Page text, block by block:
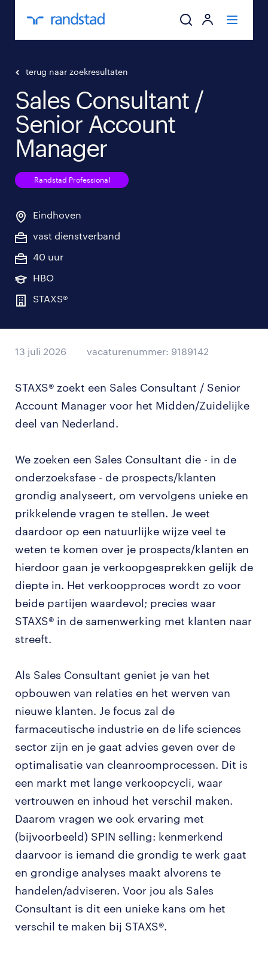
werkgevers
mijn carrière
terug naar zoekresultaten
Sales Consultant /
Senior Account
Manager
Randstad Professional
Eindhoven
vast dienstverband
40 uur
HBO
STAXS®
13 juli 2026 vacaturenummer: 9189142
STAXS® zoekt een Sales Consultant / Senior
Account Manager voor het Midden/Zuidelijke
deel van Nederland.
We zoeken een Sales Consultant die - in de
onderzoeksfase - de prospects/klanten
grondig analyseert, om vervolgens unieke en
prikkelende vragen te stellen. Je weet
daardoor op een natuurlijke wijze veel te
weten te komen over je prospects/klanten en
hierdoor gaan je verkoopgesprekken gelijk de
diepte in. Het verkoopproces wordt zo voor
beide partijen waardevol; precies waar
STAXS® in de samenwerking met klanten naar
streeft.
Als Sales Consultant geniet je van het
opbouwen van relaties en het werven van
nieuwe klanten. Je focus zal de
farmaceutische industrie en de life sciences
sector zijn en je gaat advies geven over de
optimalisatie van cleanroomprocessen. Dit is
een markt met lange verkoopcycli, waar
vertrouwen en inhoud het verschil maken.
Daarom vragen we ook ervaring met
(bijvoorbeeld) SPIN selling: kenmerkend
daarvoor is iemand die grondig te werk gaat
en grondige analyses maakt alvorens te
handelen/adviseren. Voor jou als Sales
Consultant is dit een unieke kans om het
verschil te maken bij STAXS®.